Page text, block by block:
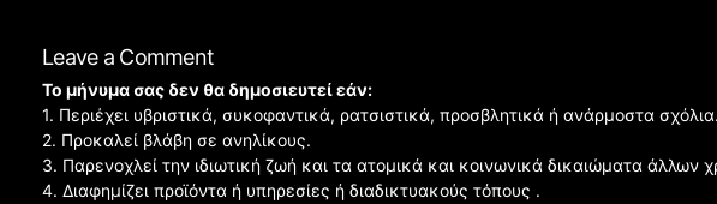
Leave a Comment
Το μήνυμα σας δεν θα δημοσιευτεί εάν:
1. Περιέχει υβριστικά, συκοφαντικά, ρατσιστικά, προσβλητικά ή ανάρμοστα
2. Προκαλεί βλάβη σε ανηλίκους.
3. Παρενοχλεί την ιδιωτική ζωή και τα ατομικά και κοινωνικά δικαιώματα άλλων
4. Διαφημίζει προϊόντα ή υπηρεσίες ή διαδικτυακούς τόπους .